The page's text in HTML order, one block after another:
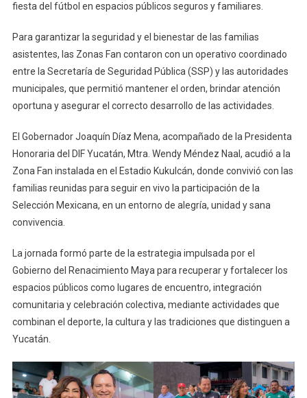
fiesta del fútbol en espacios públicos seguros y familiares.
Para garantizar la seguridad y el bienestar de las familias
asistentes, las Zonas Fan contaron con un operativo coordinado
entre la Secretaría de Seguridad Pública (SSP) y las autoridades
municipales, que permitió mantener el orden, brindar atención
oportuna y asegurar el correcto desarrollo de las actividades.
El Gobernador Joaquín Díaz Mena, acompañado de la Presidenta
Honoraria del DIF Yucatán, Mtra. Wendy Méndez Naal, acudió a la
Zona Fan instalada en el Estadio Kukulcán, donde convivió con las
familias reunidas para seguir en vivo la participación de la
Selección Mexicana, en un entorno de alegría, unidad y sana
convivencia.
La jornada formó parte de la estrategia impulsada por el
Gobierno del Renacimiento Maya para recuperar y fortalecer los
espacios públicos como lugares de encuentro, integración
comunitaria y celebración colectiva, mediante actividades que
combinan el deporte, la cultura y las tradiciones que distinguen a
Yucatán.